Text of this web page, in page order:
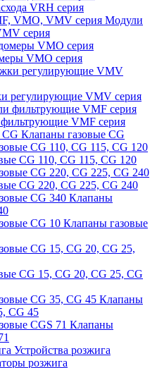
VRH серия
Модули
серия
VMO серия
регулирующие VMV серия
VMF серия
Клапаны газовые CG
CG 110, CG 115, CG 120
CG 220, CG 225, CG 240
Клапаны
Клапаны газовые
CG 15, CG 20, CG 25, CG
Клапаны
CG 45
Клапаны
Устройства розжига